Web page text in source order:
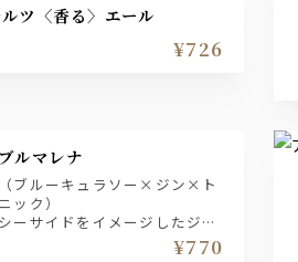
ルツ〈香る〉エール
¥726
ブルマレナ
（ブルーキュラソー×ジン×ト
ニック）
シーサイドをイメージしたジン
¥770